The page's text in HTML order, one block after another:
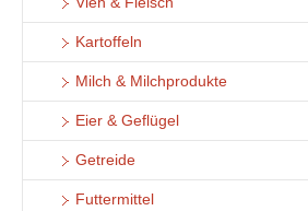
Kartoffeln
Milch & Milchprodukte
Eier & Geflügel
Getreide
Futtermittel